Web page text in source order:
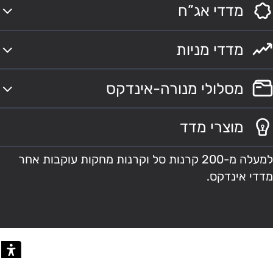
מדדי אג”ח
מדדי מניות
מסלולי מנורה-אינדקס
מוצרי מדד
למעלה מ-200 קרנות סל וקרנות מחקות עוקבות אחר
מדדי אינדקס.